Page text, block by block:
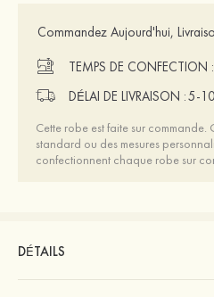
Commandez Aujourd'hui,
TEMPS DE CONFECTION :
DÉLAI DE LIVRAISON :5-
Cette robe est faite sur
standard ou des mesures
confectionnent chaque robe sur
DÉTAILS